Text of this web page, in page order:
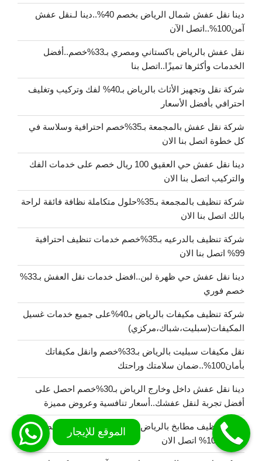
دينا نقل عفش شمال الرياض بخصم 40%..دينا لـنقل عفش
آمن100%..اتصل الآن
نقل عفش بالرياض باكستاني ومصري بـ33%خصم..أفضل
الخدمات وأكثرها تميزًا..اتصل بنا
شركة نقل وتجهيز الأثاث بالرياض بـ40% لفك وتركيب وتغليف
احترافي بأفضل الأسعار
شركة نقل عفش بالمجمعة بـ35%خصم احترافية وسلاسة في
كل خطوة اتصل بنا الان
دينا نقل عفش حي العقيق 100 ريال خصم على خدمات الفك
والتركيب اتصل بنا الان
شركة تنظيف بالمجمعة بـ35%حلول متكاملة نظافة فائقة لراحة
بالك اتصل بنا الان
شركة تنظيف بالدرعيه بـ35%خصم خدمات تنظيف احترافية
99% اتصل بنا الان
دينا نقل عفش حي ظهرة لبن..افضل خدمات نقل العفش بـ33%
خصم فوري
شركة تنظيف مكيفات بالرياض بـ40%على جميع خدمات غسيل
المكيفات(سبليت،شباك،مركزي)
نقل مكيفات سبليت بالرياض بـ33%خصم وانقل مكيفاتك
بأمان100%..ضمان سلامتك وراحتك
دينا نقل عفش داخل وخارج الرياض بـ30%خصم احصل على
أفضل تجربة لنقل عفشك..أسعار تنافسية وعروض مميزة
شركة تنظيف مطابخ بالرياض بـ خصم 40%لتنظيف المطابخ
بجودة 100% اتصل الان